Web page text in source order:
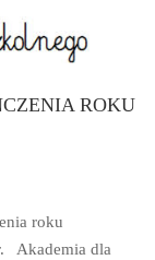
ROKU
roku
Akademia dla